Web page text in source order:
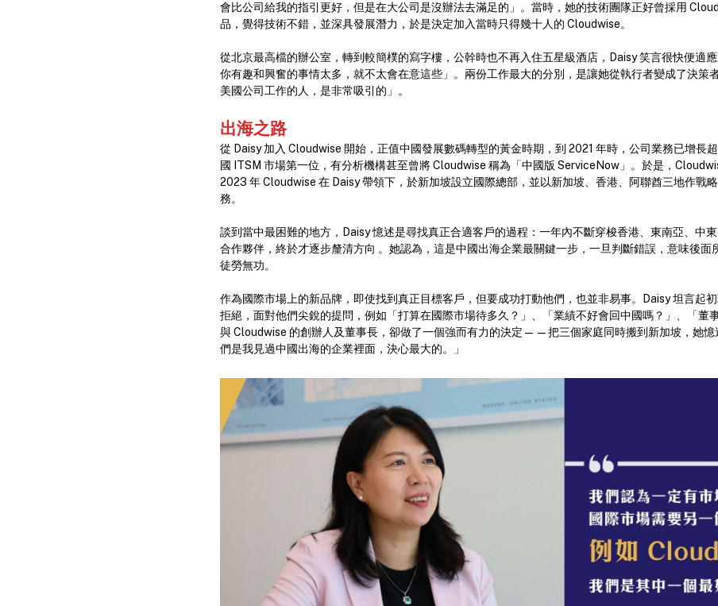
會比公司給我的指引更好，但是在大公司是沒辦法去滿足的」。當時，她的技術團隊正好曾採用
品，覺得技術不錯，並深具發展潛力，於是決定加入當時只得幾十人的 Cloudwise。
從北京最高檔的辦公室，轉到較簡樸的寫字樓，公幹時也不再入住五星級酒店，Daisy 笑言很快便適
你有趣和興奮的事情太多，就不太會在意這些」。兩份工作最大的分別，是讓她從執行者變成了決策
美國公司工作的人，是非常吸引的」。
出海之路
從 Daisy 加入 Cloudwise 開始，正值中國發展數碼轉型的黃金時期，到 2021 年時，公司業務已增長
國 ITSM 市場第一位，有分析機構甚至曾將 Cloudwise 稱為「中國版 ServiceNow」。於是，
2023 年 Cloudwise 在 Daisy 帶領下，於新加坡設立國際總部，並以新加坡、香港、阿聯酋三地作戰
務。
談到當中最困難的地方，Daisy 憶述是尋找真正合適客戶的過程：一年內不斷穿梭香港、東南亞、中
合作夥伴，終於才逐步釐清方向 。她認為，這是中國出海企業最關鍵一步，一旦判斷錯誤，意味後面
徒勞無功。
作為國際市場上的新品牌，即使找到真正目標客戶，但要成功打動他們，也並非易事。Daisy 坦言起
拒絕，面對他們尖銳的提問，例如「打算在國際市場待多久？」、「業績不好會回中國嗎？」、「董
與 Cloudwise 的創辦人及董事長，卻做了一個強而有力的決定——把三個家庭同時搬到新加坡，她憶
們是我見過中國出海的企業裡面，決心最大的。」